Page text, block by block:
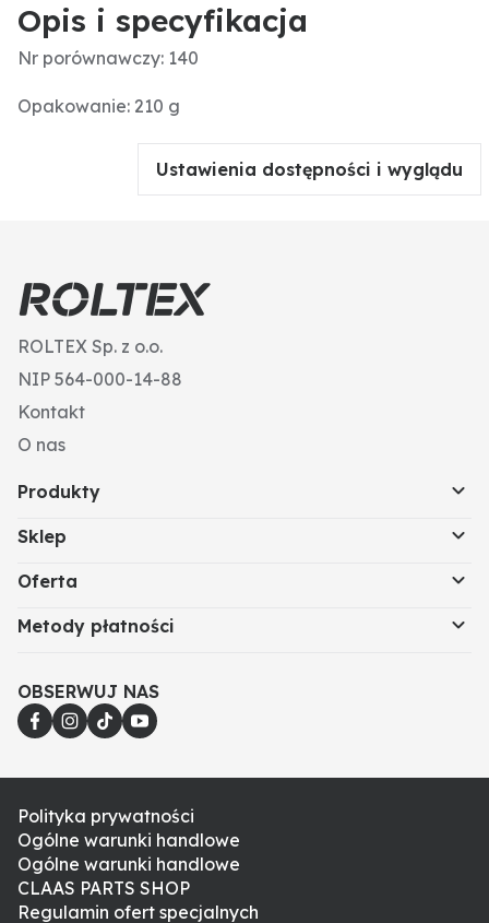
Opis i specyfikacja
Nr porównawczy: 140
Opakowanie: 210 g
Ustawienia dostępności i wyglądu
ROLTEX Sp. z o.o.
NIP 564-000-14-88
Kontakt
O nas
Produkty
Sklep
Oferta
Metody płatności
OBSERWUJ NAS
Polityka prywatności
Ogólne warunki handlowe
Ogólne warunki handlowe
CLAAS PARTS SHOP
Regulamin ofert specjalnych